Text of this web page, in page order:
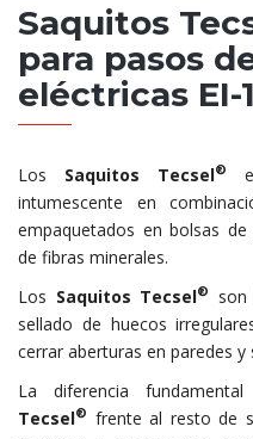
Saquitos
para pasos
eléctricas EI-
Los Saquitos Tecsel®
intumescente en
empaquetados en bolsas
de fibras minerales.
Los Saquitos Tecsel®
sellado de huecos
cerrar aberturas en paredes y
La diferencia
Tecsel® frente al resto de